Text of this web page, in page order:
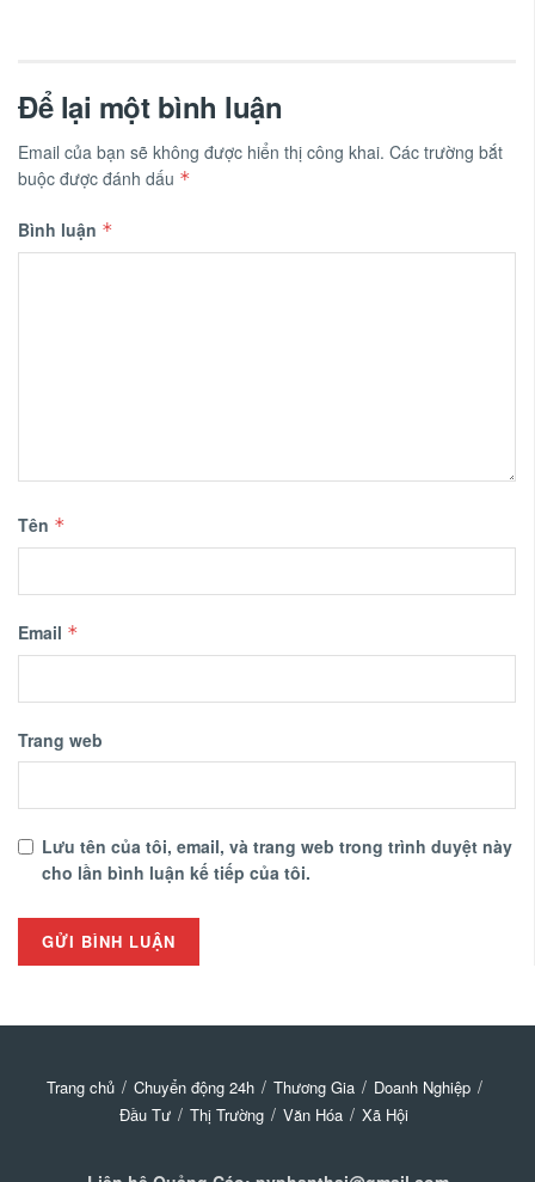
Để lại một bình luận
Email của bạn sẽ không được hiển thị công khai. Các trường bắt
buộc được đánh dấu *
Bình luận *
Tên *
Email *
Trang web
Lưu tên của tôi, email, và trang web trong trình duyệt này
cho lần bình luận kế tiếp của tôi.
Trang chủ Chuyển động 24h Thương Gia
Doanh Nghiệp
Đầu Tư
Thị Trường Văn Hóa Xã Hội